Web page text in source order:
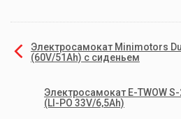
Электросамокат Minimotors
(60V/51Ah) с сиденьем
Электросамокат E-TWOW
(LI-PO 33V/6,5Ah)